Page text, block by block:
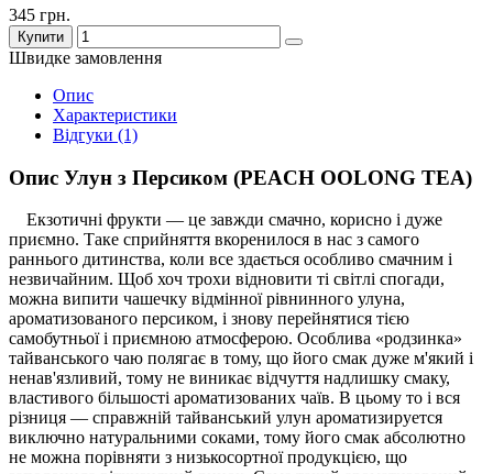
345 грн.
Купити
Швидке замовлення
Опис
Характеристики
Відгуки (1)
Опис Улун з Персиком (PEACH OOLONG TEA)
Екзотичні фрукти — це завжди смачно, корисно і дуже
приємно. Таке сприйняття вкоренилося в нас з самого
раннього дитинства, коли все здається особливо смачним і
незвичайним. Щоб хоч трохи відновити ті світлі спогади,
можна випити чашечку відмінної рівнинного улуна,
ароматизованого персиком, і знову перейнятися тією
самобутньої і приємною атмосферою. Особлива «родзинка»
тайванського чаю полягає в тому, що його смак дуже м'який і
ненав'язливий, тому не виникає відчуття надлишку смаку,
властивого більшості ароматизованих чаїв. В цьому то і вся
різниця — справжній тайванський улун ароматизируется
виключно натуральними соками, тому його смак абсолютно
не можна порівняти з низькосортної продукцією, що